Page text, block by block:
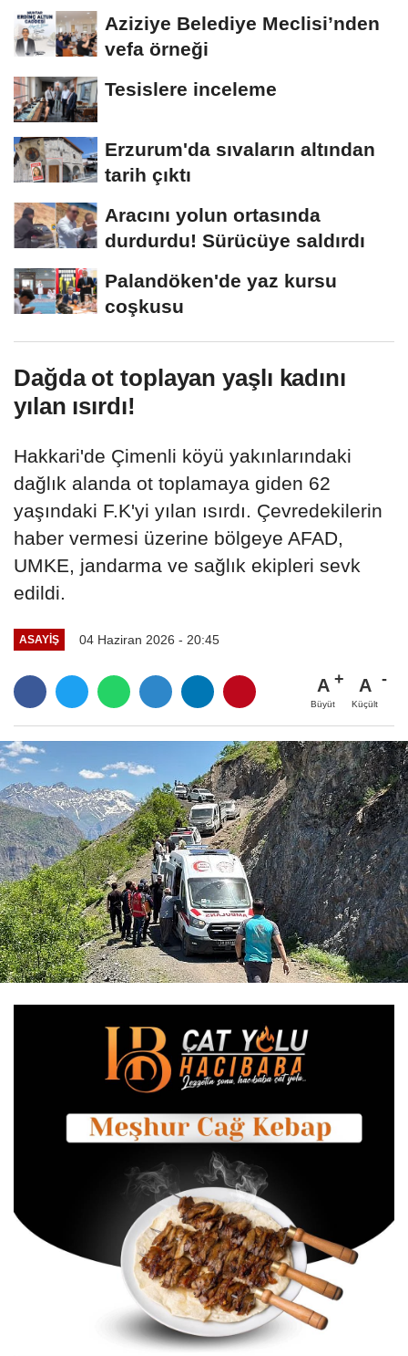
Aziziye Belediye Meclisi’nden
vefa örneği
Tesislere inceleme
Erzurum'da sıvaların altından
tarih çıktı
Aracını yolun ortasında
durdurdu! Sürücüye saldırdı
Palandöken'de yaz kursu
coşkusu
Dağda ot toplayan yaşlı kadını
yılan ısırdı!
Hakkari'de Çimenli köyü yakınlarındaki
dağlık alanda ot toplamaya giden 62
yaşındaki F.K'yi yılan ısırdı. Çevredekilerin
haber vermesi üzerine bölgeye AFAD,
UMKE, jandarma ve sağlık ekipleri sevk
edildi.
ASAYİŞ 04 Haziran 2026 - 20:45
A
Büyüt
A
Küçült